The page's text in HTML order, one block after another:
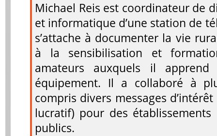
Michael Reis est coordinateur de
et informatique d’une station de
s’attache à documenter la vie
à la sensibilisation et
amateurs auxquels il
équipement. Il a collaboré à
compris divers messages
lucratif) pour des
publics.